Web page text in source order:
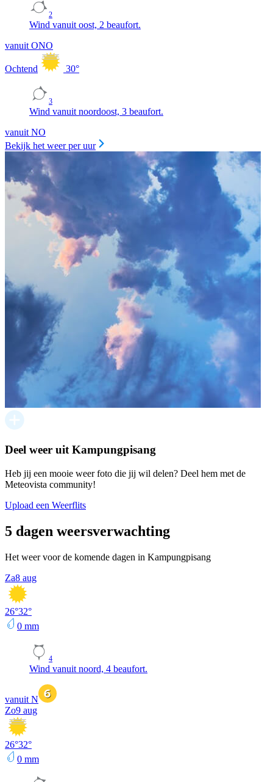
2
Wind vanuit oost, 2 beaufort.
vanuit ONO
Ochtend 30°
3
Wind vanuit noordoost, 3 beaufort.
vanuit NO
Bekijk het weer per uur
Deel weer uit Kampungpisang
Heb jij een mooie weer foto die jij wil delen? Deel hem met de
Meteovista community!
Upload een Weerflits
5 dagen weersverwachting
Het weer voor de komende dagen in Kampungpisang
Za8 aug
26°32°
0 mm
4
Wind vanuit noord, 4 beaufort.
vanuit N
Zo9 aug
26°32°
0 mm